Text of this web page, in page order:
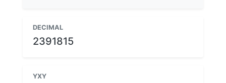
DECIMAL
2391815
YXY